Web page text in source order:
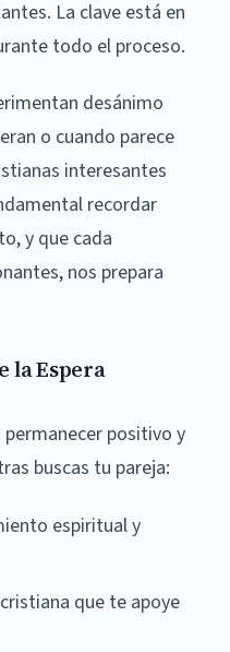
La clave está en
todo el proceso.
desánimo
o cuando parece
interesantes
recordar
y que cada
nos prepara
la Espera
positivo y
buscas tu pareja:
espiritual y
que te apoye